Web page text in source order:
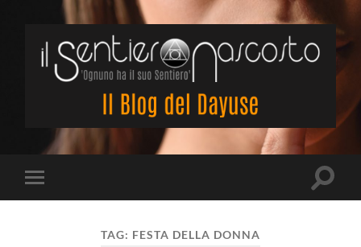
Nascosto
il
TAG: FESTA DELLA DONNA